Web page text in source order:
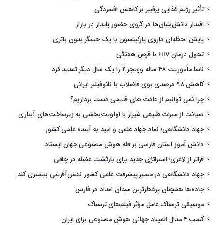
تأثیر رژیم غذایی پرفیبر بر کاهش افسردگی
اقتدار دانش‌بنیان‌ها در گروی حضور پایدار در بازار
پایش لحظه‌ای داروی پارکینسون با یک حسگر بدون باتری
تحول درمان HIV با قرص هفتگی
ناسا مأموریت ۴۸ ساله وویجر ۲ را یک سال دیگر تمدید کرد
کاهش ۹۸ درصدی بوی فاضلاب با نانوفیلتر ایرانی
چرا نمی توانیم از عادت های قدیمی دست برداریم؟
صیانت از میراث طبیعی شیراز با اولویت‌بخشی به زیرساخت‌های آبیاری
جهاد دانشگاهی؛ نماد جهاد علمی و امید به آینده علمی کشور
دانش آموز استان فارسی بر قله هوش مصنوعی جهان ایستاد
فراتر از لاغری؛ استراتژی جدید برای بازگشت عضله در چاقی
جهاد دانشگاهی در مسیر پیشرفت علمی کشور نقش‌آفرینی بیشتری کند
جاده‌ها همچنان پرخطرترین میدان امداد در فارس
موسیقی ترسناک عامل مؤثر فیلم‌های ترسناک
کسب ۴ مدال المپیاد جهانی هوش مصنوعی برای ایران